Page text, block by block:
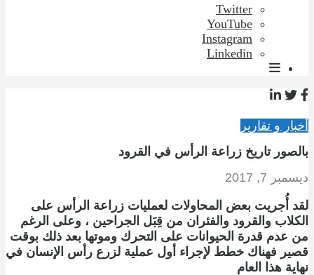
Twitter
YouTube
Instagram
Linkedin
أخبار و تقارير
بالصور تاريخ زراعة الرأس في القرود
ديسمبر 7, 2017
لقد أُجريت بعض المحاولات لعمليات زراعة الرأس على
الكلاب والقرود والفئران من قِبَل الجراحين ، وعلى الرغم
من عدم قدرة الحيوانات على التحرك وموتها بعد ذلك بوقت
قصير فهناك خطط لإجراء أول عملية لزرع رأس الإنسان في
نهاية هذا العام